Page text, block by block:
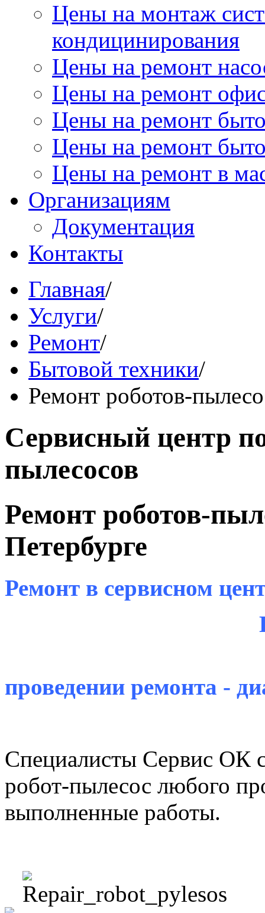
Цены на монтаж
кондицинирования
Цены на ремонт
Цены на ремонт
Цены на ремонт
Цены на ремонт
Цены на ремонт в
Организациям
Документация
Контакты
Главная/
Услуги/
Ремонт/
Бытовой техники/
Ремонт роботов-
Сервисный центр
пылесосов
Ремонт роботов-
Петербурге
Ремонт в сервисном
Гарантия
проведении ремонта -
Специалисты Сервис ОК
робот-пылесос любого
выполненные работы.